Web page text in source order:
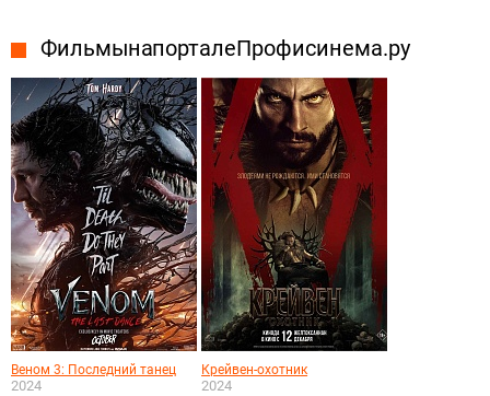
Фильмы на портале Профисинема.ру
Веном 3: Последний танец
2024
Крейвен-охотник
2024